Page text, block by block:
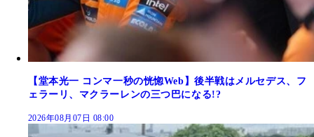
【堂本光一 コンマ一秒の恍惚Web】後半戦はメルセデス、フ
ェラーリ、マクラーレンの三つ巴になる!?
2026年08月07日 08:00